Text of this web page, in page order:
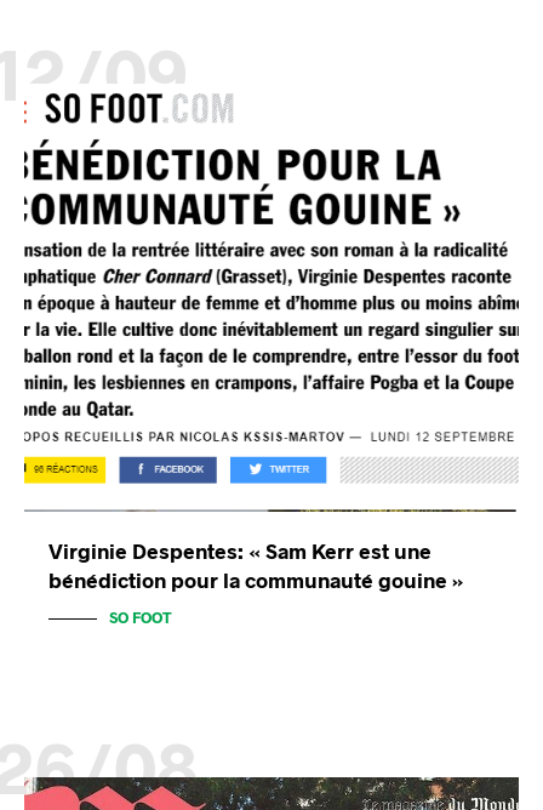
09
Virginie Despentes: « Sam Kerr est une
bénédiction pour la communauté gouine »
SO FOOT
08